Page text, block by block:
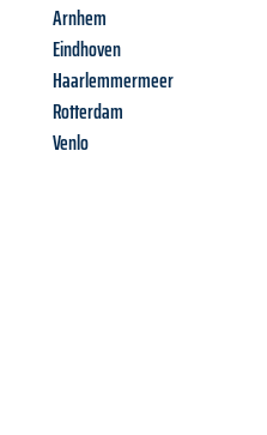
Arnhem
Eindhoven
Haarlemmermeer
Rotterdam
Venlo